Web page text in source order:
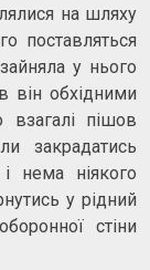
на шляху
поставляться
у нього
він обхідними
пішов
закрадатись
нема ніякого
у рідний
стіни